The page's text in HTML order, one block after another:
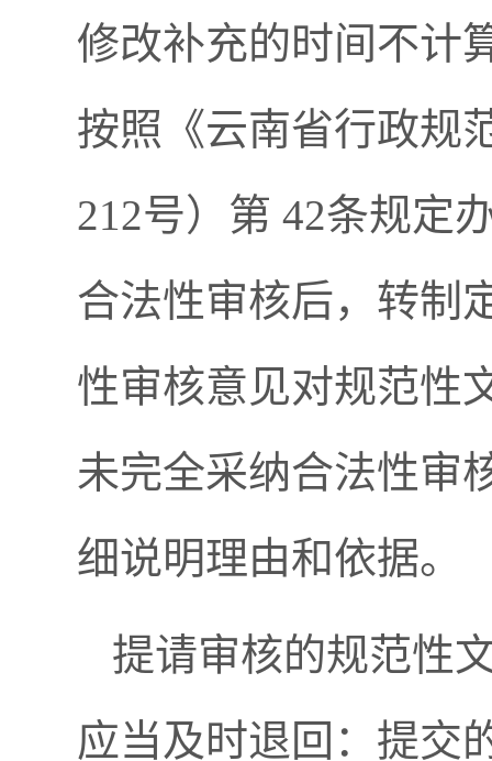
修改补充的时间不计
按照《云南省行政规
212号）第 42条规定
合法性审核后，转制
性审核意见对规范性
未完全采纳合法性审
细说明理由和依据。
提请审核的规范性
应当及时退回：提交